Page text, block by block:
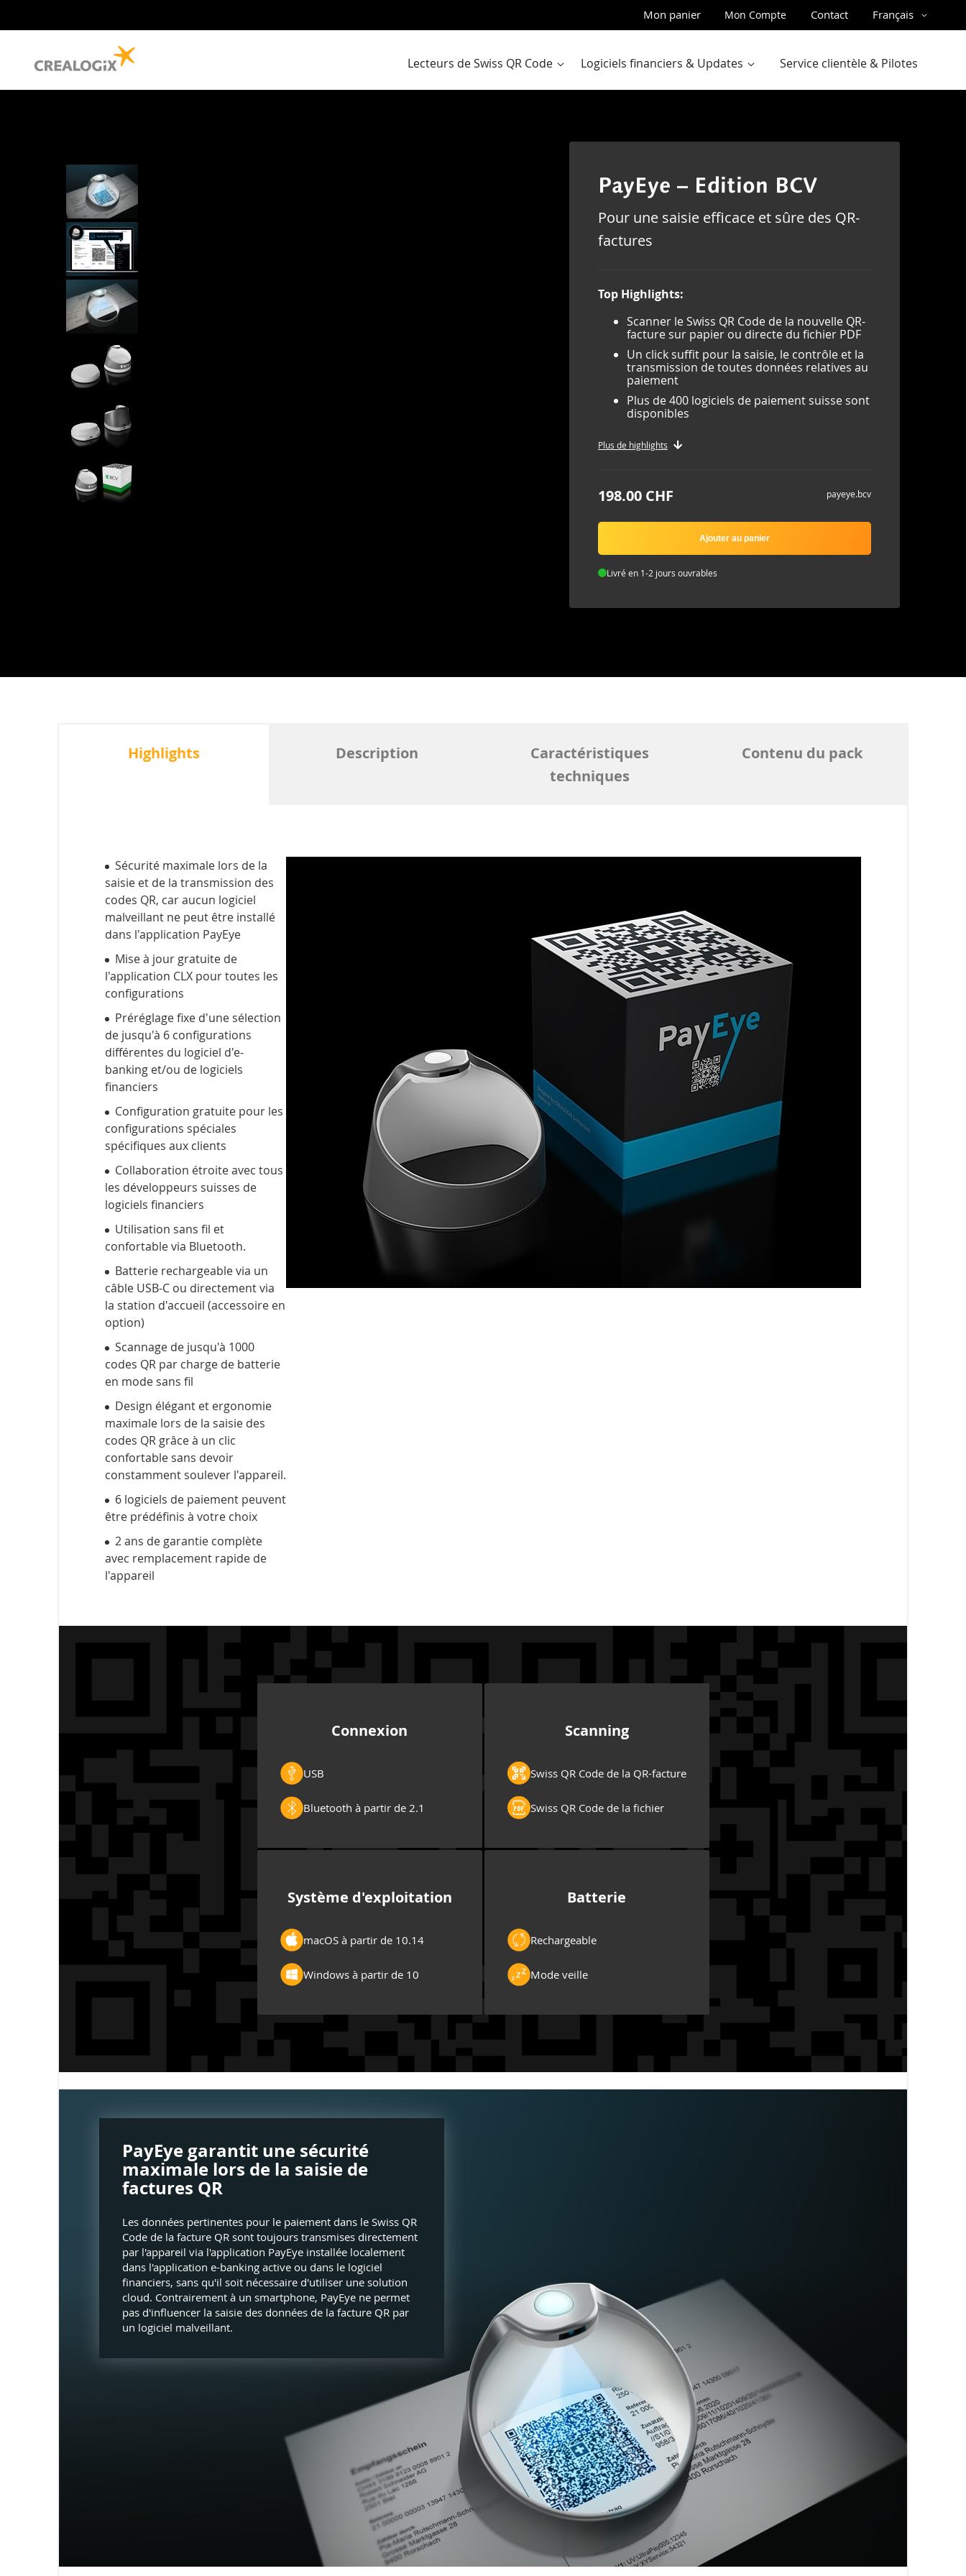
auMon panier Mon Compte Contact Langue
Français
Lecteurs de Swiss QR Code Logiciels financiers & Updates Service clientèle & Pilotes
PayEye – Edition BCV
Pour une saisie efficace et sûre des QR-
factures
Top Highlights:
Scanner le Swiss QR Code de la nouvelle QR-
facture sur papier ou directe du fichier PDF
Un click suffit pour la saisie, le contrôle et la
transmission de toutes données relatives au
paiement
Plus de 400 logiciels de paiement suisse sont
disponibles
Plus de highlights
198.00 CHF payeye.bcv
Ajouter au panier
Livré en 1-2 jours ouvrables
Highlights Description
Caractéristiques
techniques
Contenu du pack
Sécurité maximale lors de la
saisie et de la transmission des
codes QR, car aucun logiciel
malveillant ne peut être installé
dans l'application PayEye
Mise à jour gratuite de
l'application CLX pour toutes les
configurations
Préréglage fixe d'une sélection
de jusqu'à 6 configurations
différentes du logiciel d'e-
banking et/ou de logiciels
financiers
Configuration gratuite pour les
configurations spéciales
spécifiques aux clients
Collaboration étroite avec tous
les développeurs suisses de
logiciels financiers
Utilisation sans fil et
confortable via Bluetooth.
Batterie rechargeable via un
câble USB-C ou directement via
la station d'accueil (accessoire en
option)
Scannage de jusqu'à 1000
codes QR par charge de batterie
en mode sans fil
Design élégant et ergonomie
maximale lors de la saisie des
codes QR grâce à un clic
confortable sans devoir
constamment soulever l'appareil.
6 logiciels de paiement peuvent
être prédéfinis à votre choix
2 ans de garantie complète
avec remplacement rapide de
l'appareil
Connexion
USB
Bluetooth à partir de 2.1
Scanning
Swiss QR Code de la QR-facture
Swiss QR Code de la fichier
Système d'exploitation
macOS à partir de 10.14
Windows à partir de 10
Batterie
Rechargeable
Mode veille
PayEye garantit une sécurité
maximale lors de la saisie de
factures QR
Les données pertinentes pour le paiement dans le Swiss QR
Code de la facture QR sont toujours transmises directement
par l'appareil via l'application PayEye installée localement
dans l'application e-banking active ou dans le logiciel
financiers, sans qu'il soit nécessaire d'utiliser une solution
cloud. Contrairement à un smartphone, PayEye ne permet
pas d'influencer la saisie des données de la facture QR par
un logiciel malveillant.